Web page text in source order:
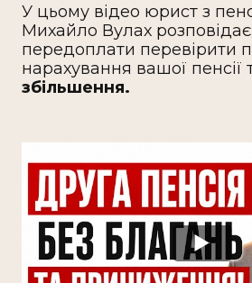
У цьому відео юрист з
Михайло Вулах
передоплати перевірити
нарахування вашої пенсії
збільшення.